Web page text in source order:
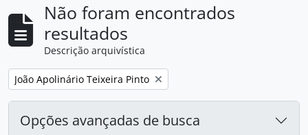
Não foram encontrados
resultados
Descrição arquivística
Remover filtro:
João Apolinário Teixeira Pinto
Opções avançadas de busca